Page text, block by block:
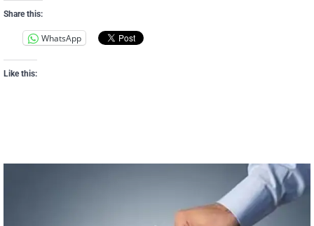
Share this:
WhatsApp
Like this: